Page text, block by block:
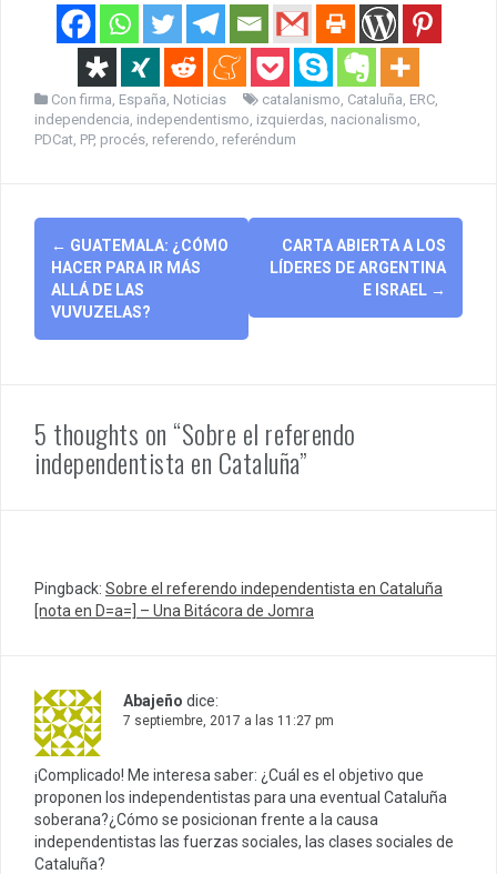
Con firma España Noticias catalanismo Cataluña ERC
independencia independentismo izquierdas nacionalismo
PDCat PP, procés referendo referéndum
Post
navigation
← GUATEMALA: ¿CÓMO
HACER PARA IR MÁS
ALLÁ DE LAS
VUVUZELAS?
CARTA ABIERTA A LOS
LÍDERES DE ARGENTINA
E ISRAEL →
5 thoughts on “Sobre el referendo
independentista en Cataluña”
Pingback: Sobre el referendo independentista en Cataluña
[nota en D=a=] – Una Bitácora de Jomra
Abajeño dice:
7 septiembre, 2017 a las 11:27 pm
¡Complicado! Me interesa saber: ¿Cuál es el objetivo que
proponen los independentistas para una eventual Cataluña
soberana?¿Cómo se posicionan frente a la causa
independentistas las fuerzas sociales, las clases sociales de
Cataluña?